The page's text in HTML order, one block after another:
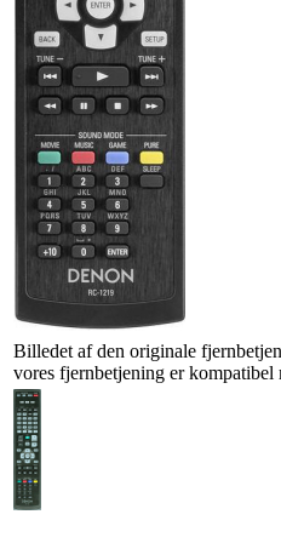
Billedet af den originale
vores fjernbetjening er kompatibel